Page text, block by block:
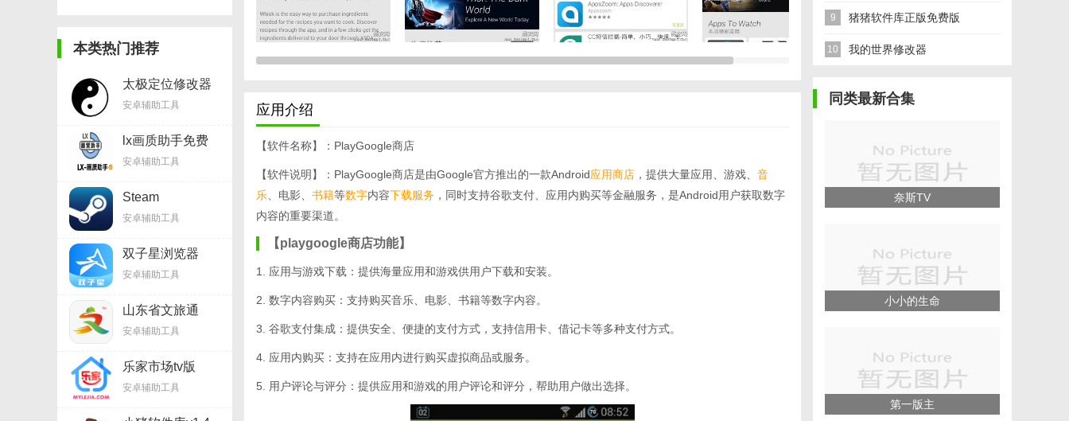
本类热门推荐
太极定位修改器
appv8.3.6
安卓辅助工具
lx画质助手免费
v1.8.0
安卓辅助工具
Steam
Mobilev3.6.0
安卓辅助工具
双子星浏览器
appv1.5
安卓辅助工具
山东省文旅通
v2.7.7
安卓辅助工具
乐家市场tv版
v1.6.9
安卓辅助工具
应用介绍
【软件名称】：PlayGoogle商店
【软件说明】：PlayGoogle商店是由Google官方推出的一款Android应用商店 ，提供大量应用、游戏、 音
乐 、电影、 书籍等数字内容下载服务 ，同时支持谷歌支付、应用内购买等金融服务，是Android用户获取数字
内容的重要渠道。
【playgoogle商店功能】
1. 应用与游戏下载：提供海量应用和游戏供用户下载和安装。
2. 数字内容购买：支持购买音乐、电影、书籍等数字内容。
3. 谷歌支付集成：提供安全、便捷的支付方式，支持信用卡、借记卡等多种支付方式。
4. 应用内购买：支持在应用内进行购买虚拟商品或服务。
5. 用户评论与评分：提供应用和游戏的用户评论和评分，帮助用户做出选择。
9 猪猪软件库正版免费版
10 我的世界修改器
同类最新合集
奈斯TV
小小的生命
第一版主